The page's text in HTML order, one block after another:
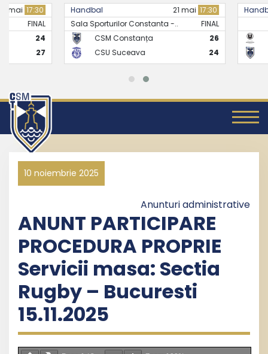
Handbal
Sala Sporturilor Constanta -..
FINAL
CSM Constanța
CSU Suceava
Handbal
CS
CSM
10 noiembrie 2025
Anunturi administrative
ANUNT PARTICIPARE
PROCEDURA PROPRIE
Servicii masa: Sectia
Rugby – Bucuresti
15.11.2025